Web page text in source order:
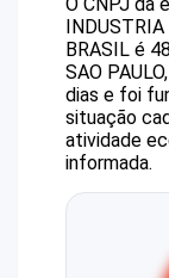
INDUSTRIA
BRASIL é
SAO
dias e foi
situação
atividade
informada.